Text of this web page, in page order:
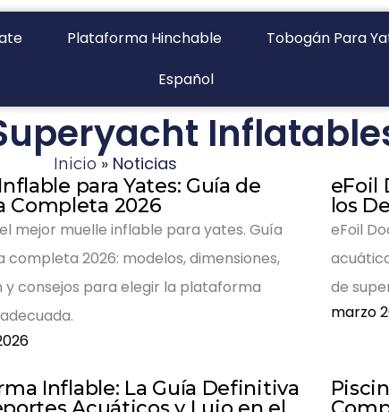
Plataforma Hinchable Tobogán Para
Español
Inicio» Noticias
para Yates: Guía de
Completa 2026
mejor muelle inflable para yates. Guía
completa 2026: modelos, dimensiones,
y consejos para elegir la plataforma
eFoil
los
eFoil
de
marzo
Inflable: La Guía Definitiva